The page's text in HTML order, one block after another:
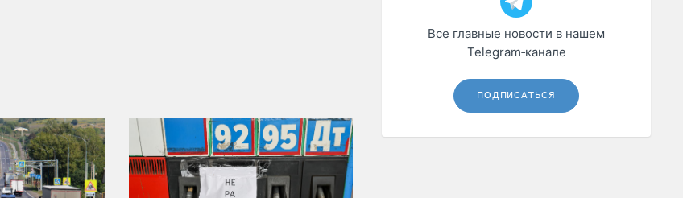
Все главные новости в нашем
Telegram‑канале
ПОДПИСАТЬСЯ